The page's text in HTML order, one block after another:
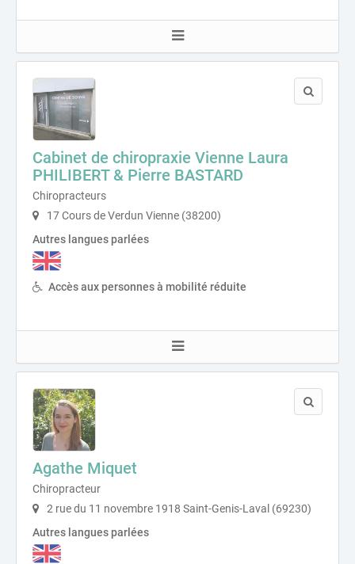
Cabinet de chiropraxie Vienne Laura
PHILIBERT & Pierre BASTARD
Chiropracteurs
17 Cours de Verdun Vienne (38200)
Autres langues parlées
Accès aux personnes à mobilité réduite
Agathe Miquet
Chiropracteur
2 rue du 11 novembre 1918 Saint-Genis-Laval (69230)
Autres langues parlées